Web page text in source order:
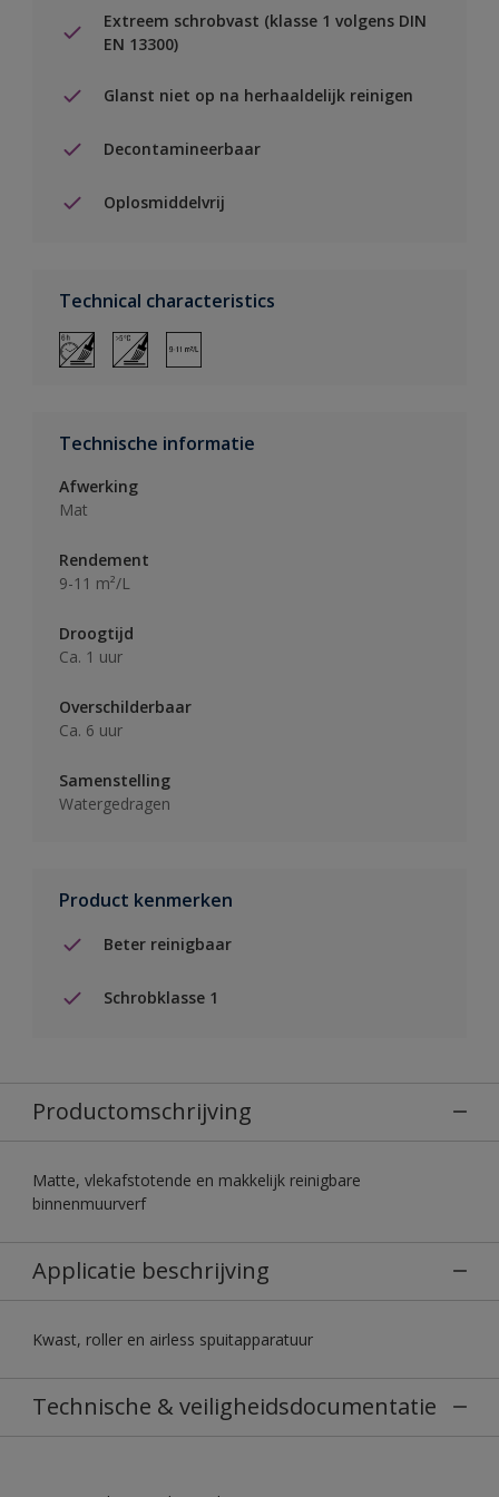
Extreem schrobvast (klasse 1 volgens DIN
EN 13300)
Glanst niet op na herhaaldelijk reinigen
Decontamineerbaar
Oplosmiddelvrij
Technical characteristics
Technische informatie
Afwerking
Mat
Rendement
9-11 m²/L
Droogtijd
Ca. 1 uur
Overschilderbaar
Ca. 6 uur
Samenstelling
Watergedragen
Product kenmerken
Beter reinigbaar
Schrobklasse 1
Productomschrijving
Matte, vlekafstotende en makkelijk reinigbare
binnenmuurverf
Applicatie beschrijving
Kwast, roller en airless spuitapparatuur
Technische & veiligheidsdocumentatie